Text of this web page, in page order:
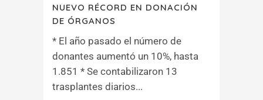
NUEVO RÉCORD EN DONACIÓN
DE ÓRGANOS
* El año pasado el número de
donantes aumentó un 10%, hasta
1.851 * Se contabilizaron 13
trasplantes diarios...